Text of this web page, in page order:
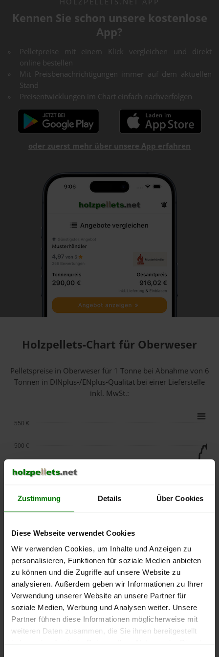
Zustimmung Details Über Cookies
Diese Webseite verwendet Cookies
Wir verwenden Cookies, um Inhalte und Anzeigen zu
personalisieren, Funktionen für soziale Medien anbieten
zu können und die Zugriffe auf unsere Website zu
analysieren. Außerdem geben wir Informationen zu Ihrer
Verwendung unserer Website an unsere Partner für
soziale Medien, Werbung und Analysen weiter. Unsere
Partner führen diese Informationen möglicherweise mit
weiteren Daten zusammen, die Sie ihnen bereitgestellt
Kennen Sie schon unsere kostenlose
App?
Pelletpreise mit einem Klick vergleichen und direkt
online bestellen
Mit Preisbenachrichtigungen immer auf dem aktuellen
Stand
Preisentwicklungen im Chart einfach nachverfolgen
oder zuerst mehr über unsere App erfahren
Holzpellets-Chart für Oberweser
Pelletspreise in Oberweser für 1 Tonne bei Abnahmevon 6
Tonnen in DINplus-/ENplus-Qualität bei einer Lieferstelle
inkl. MwSt.:
lose Ware Sackware
September
2025
Januar
2026
Mai
2026
250 €
300 €
350 €
450 €
500 €
550 €
Die aktuelle Preisentwicklung für Holzpellets in Deutschland
können Sie jederzeit auf unsererPelletspreise-Seite
nachvollziehen.